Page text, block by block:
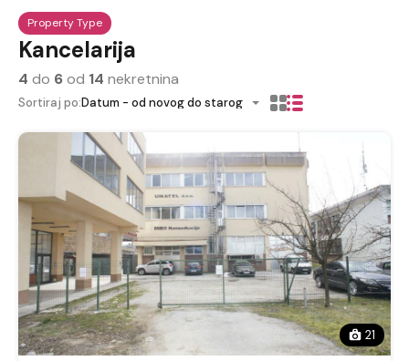
Property Type
Kancelarija
4 do 6od 14 nekretnina
Sortiraj po:Datum - od novog do starog
21